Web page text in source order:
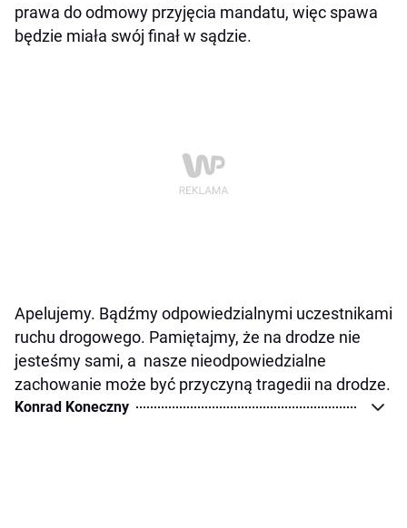
prawa do odmowy przyjęcia mandatu, więc spawa
będzie miała swój finał w sądzie.
Apelujemy. Bądźmy odpowiedzialnymi uczestnikami
ruchu drogowego. Pamiętajmy, że na drodze nie
jesteśmy sami, a nasze nieodpowiedzialne
zachowanie może być przyczyną tragedii na drodze.
Konrad Koneczny